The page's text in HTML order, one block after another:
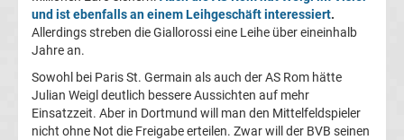
3.
Liga
DFB-
und ist ebenfalls an einem Leihgeschäft interessiert.
Allerdings streben die Giallorossi eine Leihe über eineinhalb
Jahre an.
Sowohl bei Paris St. Germain als auch der AS Rom hätte
Julian Weigl deutlich bessere Aussichten auf mehr
Einsatzzeit. Aber in Dortmund will man den Mittelfeldspieler
nicht ohne Not die Freigabe erteilen. Zwar will der BVB seinen